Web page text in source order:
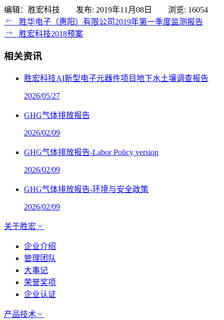
编辑：胜宏科技 发布: 2019年11月08日 浏览: 16054
胜华电子（惠阳）有限公司2019年第一季度监测报告
胜宏科技2018预案
相关资讯
胜宏科技AI新型电子元器件项目地下水土壤调查报告
2026/05/27
GHG气体排放报告
2026/02/09
GHG气体排放报告-Labor Policy version
2026/02/09
GHG气体排放报告-环境与安全政策
2026/02/09
关于胜宏
企业介绍
管理团队
大事记
荣誉奖项
企业认证
产品技术